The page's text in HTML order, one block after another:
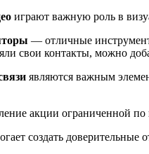
играют важную роль в
— отличные
свои контакты, можно
являются важным
акции ограниченной
создать